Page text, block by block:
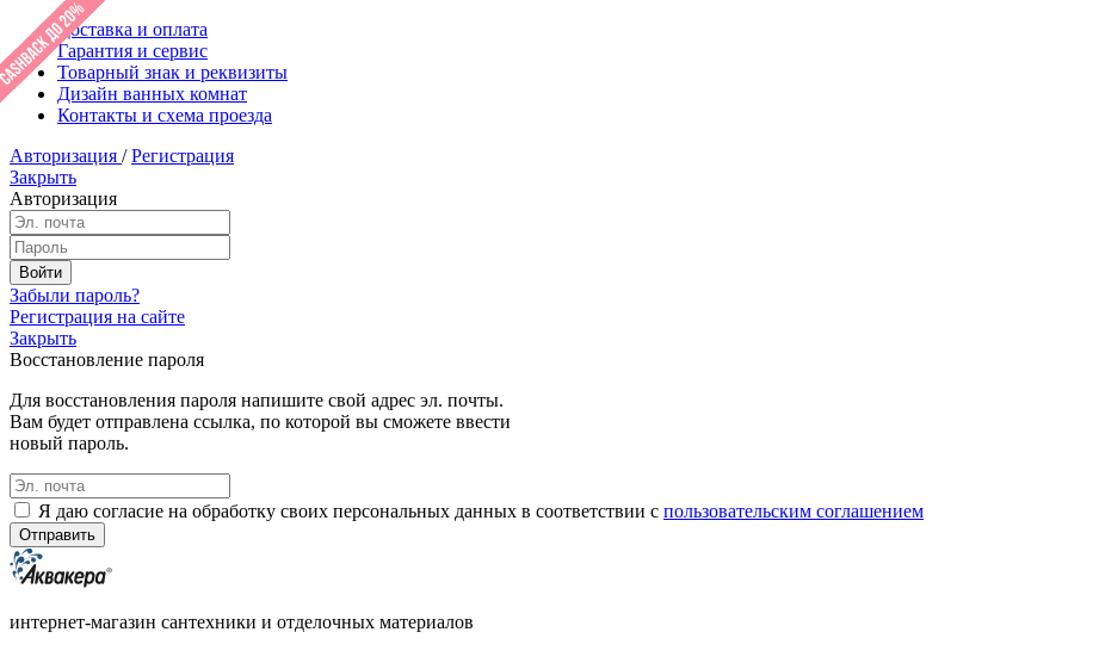
Доставка и оплата
Гарантия и сервис
Товарный знак и реквизиты
Дизайн ванных комнат
Контакты и схема проезда
Авторизация / Регистрация
Закрыть
Авторизация
Забыли пароль?
Регистрация на сайте
Закрыть
Восстановление пароля
Для восстановления пароля напишите свой адрес эл. почты.
Вам будет отправлена ссылка, по которой вы сможете ввести
новый пароль.
Я даю согласие на обработку своих персональных данных в соответствии с пользовательским соглашением
интернет-магазин сантехники и отделочных материалов